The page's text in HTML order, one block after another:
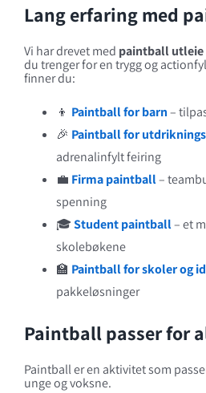
Barnebursdag
Bedrift
Lang erfaring med
Vi har drevet med paintball utleie
du trenger for en trygg og
finner du:
👦 Paintball for barn–
🎉 Paintball for
adrenalinfylt feiring
💼 Firma paintball–
spenning
🎓Student paintball– et
skolebøkene
🏫 Paintball for skoler og
pakkeløsninger
Paintball passer for
Paintball er en aktivitet som
unge og voksne.